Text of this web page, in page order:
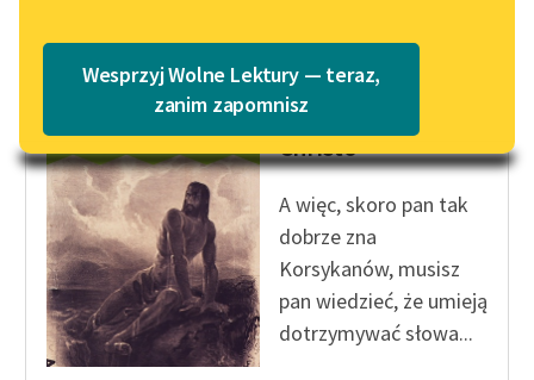
Lektury szkolne i klasyka
literatury do słuchania dla
uczennic i uczniów z
niepełnosprawnościami
E-kolekcja lektur
szkolnych i literatury do
słuchania dla uczennic i
uczniów z
niepełnosprawnościami
Katalog w formacie PDF
Wesprzyj Wolne Lektury — teraz,
zanim zapomnisz
Aleksander Dumas (ojciec)
Hrabia Monte
Christo
A więc, skoro pan tak
dobrze zna
Korsykanów, musisz
pan wiedzieć, że umieją
dotrzymywać słowa...